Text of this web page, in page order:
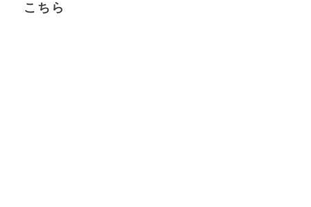
こちら